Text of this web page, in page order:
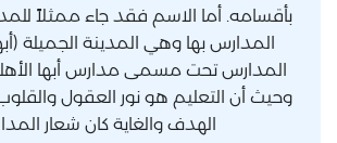
بأقسامه. أما الاسم فقد جاء ممثلاً
المدارس بها وهي المدينة الجميلة
المدارس تحت مسمى مدارس أبها
وحيث أن التعليم هو نور العقول
الهدف والغاية كان شعار